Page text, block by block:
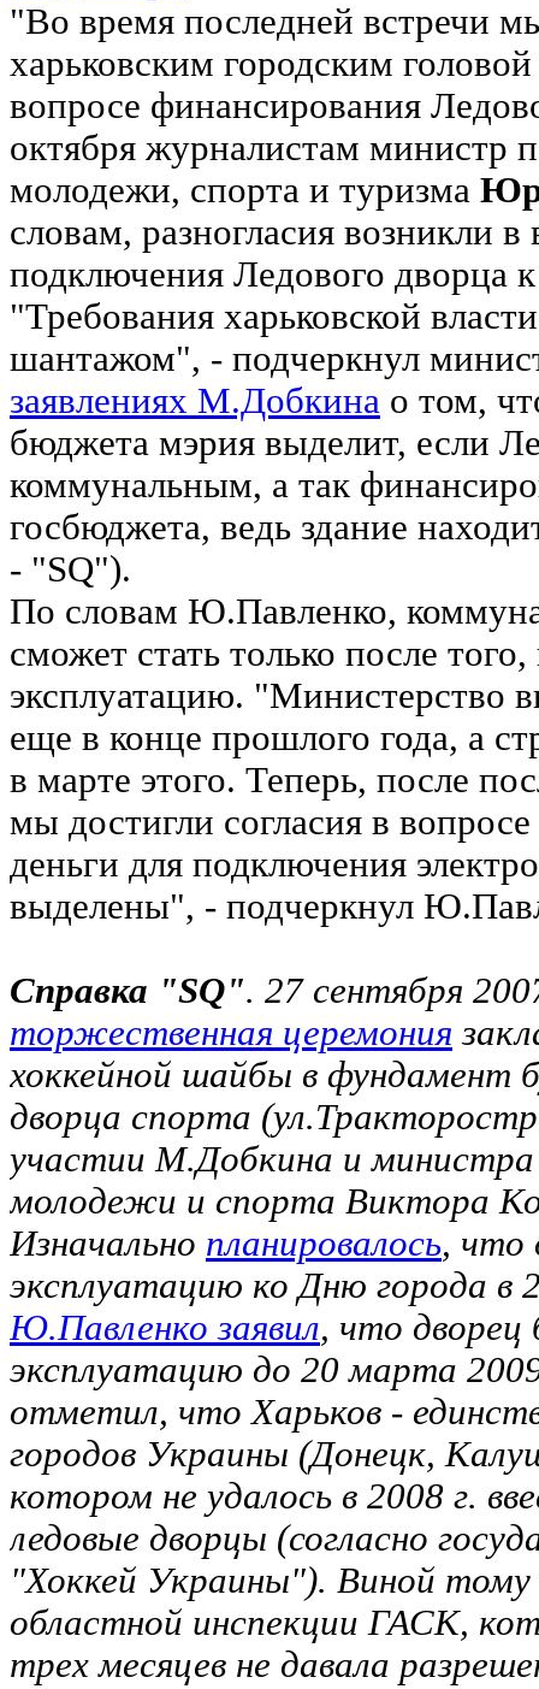
"Во время последней встречи
харьковским городским
вопросе финансирования
октября журналистам министр
молодежи, спорта и туризма
словам, разногласия возникли
подключения Ледового дворца
"Требования харьковской
шантажом", - подчеркнул
заявлениях М.Добкина о том,
бюджета мэрия выделит, если
коммунальным, а так
госбюджета, ведь здание
- "SQ").
По словам Ю.Павленко,
сможет стать только после
эксплуатацию. "Министерство
еще в конце прошлого года, а
в марте этого. Теперь, после
мы достигли согласия в
деньги для подключения
выделены", - подчеркнул
Справка "SQ". 27 сентября
торжественная церемония
хоккейной шайбы в фундамент
дворца спорта
участии М.Добкина и министра
молодежи и спорта Виктора
Изначально планировалось, что
эксплуатацию ко Дню города в
Ю.Павленко заявил, что дворец
эксплуатацию до 20 марта
отметил, что Харьков -
городов Украины (Донецк,
котором не удалось в 2008 г.
ледовые дворцы (согласно
"Хоккей Украины"). Виной тому
областной инспекции ГАСК,
трех месяцев не давала